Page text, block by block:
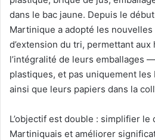
dans le bac jaune. Depuis le début
Martinique a adopté les
d’extension du tri, permettant
l’intégralité de leurs emballages
plastiques, et pas uniquement
ainsi que leurs papiers dans la
L’objectif est double : simplifier le
Martiniquais et améliorer